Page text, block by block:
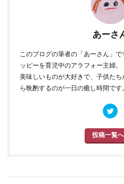
あーさ
このブログの筆者の「あーさん」
ッピーを育児中のアラフォー主婦
美味しいものが大好きで、子供た
ら晩酌するのが一日の癒し時間です。
投稿一覧へ